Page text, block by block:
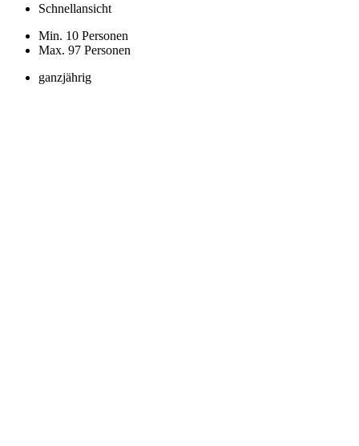
Schnellansicht
Min. 10 Personen
Max. 97 Personen
ganzjährig